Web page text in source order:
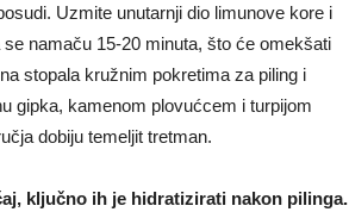
Uzmite unutarnji dio limunove kore i
namaču 15-20 minuta, što će omekšati
stopala kružnim pokretima za piling i
gipka, kamenom plovućcem i turpijom
dobiju temeljit tretman.
ključno ih je hidratizirati nakon pilinga.